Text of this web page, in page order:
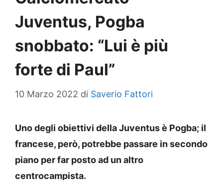
Juventus, Pogba
snobbato: “Lui è più
forte di Paul”
10 Marzo 2022 di Saverio Fattori
Uno degli obiettivi della Juventus è Pogba; il
francese, però, potrebbe passare in secondo
piano per far posto ad un altro
centrocampista.